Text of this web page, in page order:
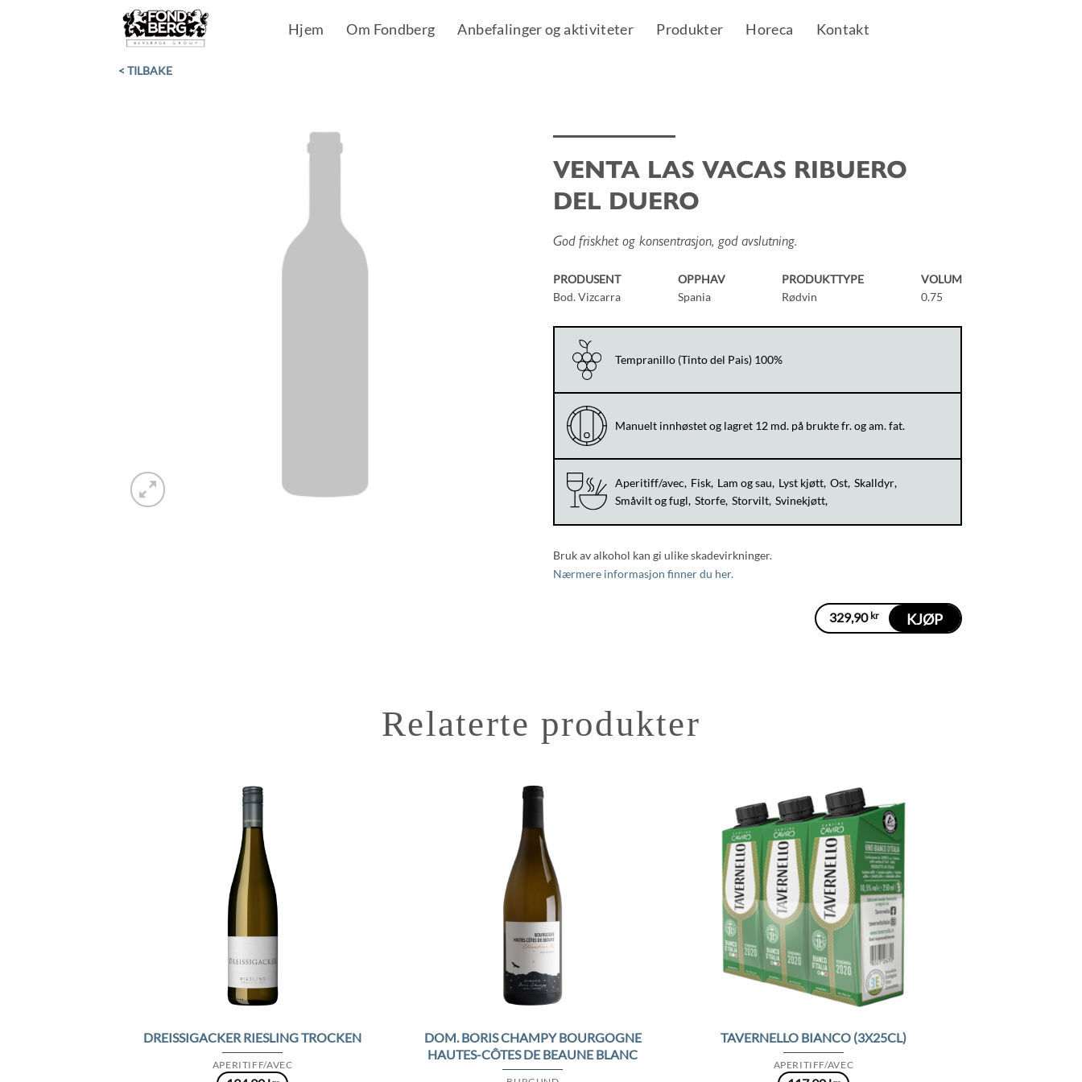
Hjem Om Fondberg Anbefalinger og aktiviteter Produkter Horeca Kontakt
< TILBAKE
VENTA LAS VACAS RIBUERO
DEL DUERO
God friskhet og konsentrasjon, god avslutning.
PRODUSENT
Bod. Vizcarra
OPPHAV
Spania
PRODUKTTYPE
Rødvin
VOLUM
0.75
Tempranillo (Tinto del Pais) 100%
Manuelt innhøstet og lagret 12 md. på brukte fr. og am. fat.
Aperitiff/avec Fisk Lam og sau Lyst kjøtt Ost Skalldyr
Småvilt og fugl Storfe Storvilt Svinekjøtt
Bruk av alkohol kan gi ulike skadevirkninger.
Nærmere informasjon finner du her.
329,90 kr KJØP
Relaterte produkter
APERITIFF/AVEC
DREISSIGACKER RIESLING TROCKEN
DOM. BORIS CHAMPY BOURGOGNE
HAUTES-CÔTES DE BEAUNE BLANC
Wishlist
APERITIFF/AVEC
TAVERNELLO BIANCO (3X25CL)